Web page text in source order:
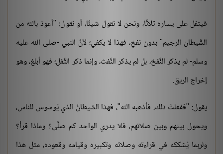
فيتفل على يساره ثلاثًا، ونحن لا نقول شيئًا، أو نقول: "أعوذ بالله من
الشَّيطان الرجيم" بدون نفخٍ، فهذا لا يكفي؛ لأنَّ النبي -صلى الله عليه
وسلم- لم يذكر النَّفخ، بل لم يذكر النَّفث، وإنما ذكر التَّفل؛ فهو أبلغ، وهو
إخراج الريق.
يقول: "ففعلتُ ذلك، فأذهبه الله"، فهذا الشيطانُ الذي يُوسوس للناس،
ويحول بينهم وبين صلاتهم، فلا يدري الواحد كم صلَّى؟ وماذا قرأ؟
ولربما يُشككه في قراءته وصلاته وتكبيره وقيامه وقعوده، مثل هذا